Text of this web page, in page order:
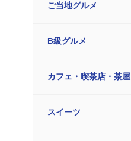
ご当地グルメ
B級グルメ
カフェ・喫茶店・茶屋
スイーツ